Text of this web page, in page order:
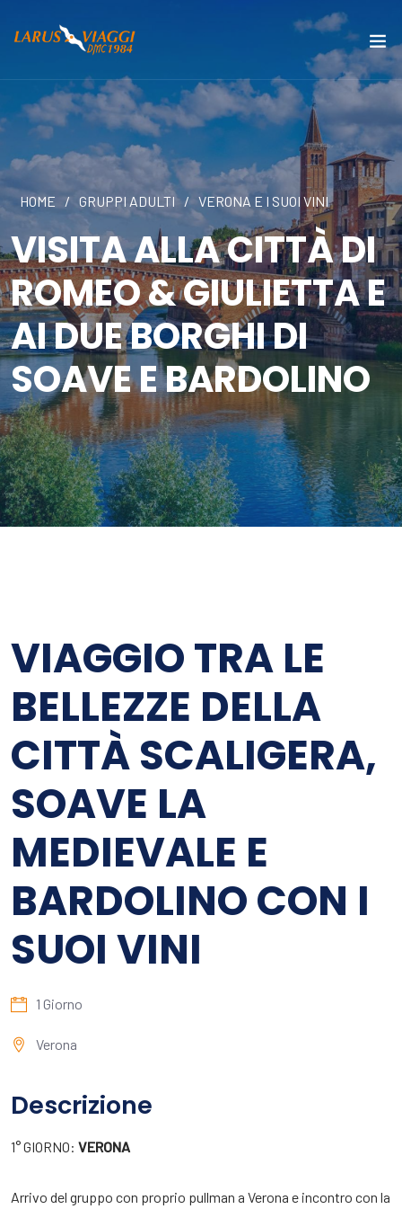
HOME / GRUPPI ADULTI / VERONA E I SUOI VINI
VISITA ALLA CITTÀ DI
ROMEO & GIULIETTA E
AI DUE BORGHI DI
SOAVE E BARDOLINO
VIAGGIO TRA LE
BELLEZZE DELLA
CITTÀ SCALIGERA,
SOAVE LA
MEDIEVALE E
BARDOLINO CON I
SUOI VINI
1 Giorno
Verona
Descrizione
1° GIORNO: VERONA
Arrivo del gruppo con proprio pullman a Verona e incontro con la